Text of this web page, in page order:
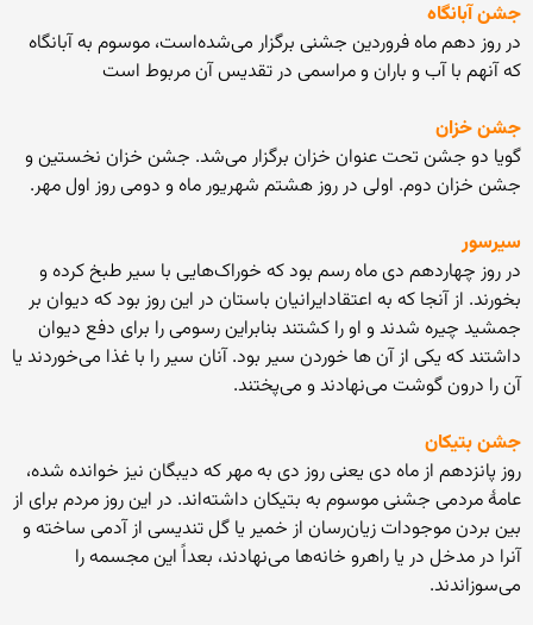
جشن آبانگاه
در روز دهم ماه فروردین جشنی برگزار می‌شده‌است، موسوم به آبانگاه
که آنهم با آب و باران و مراسمی در تقدیس آن مربوط است
جشن خزان
گویا دو جشن تحت عنوان خزان برگزار می‌شد. جشن خزان نخستین و
جشن خزان دوم. اولی در روز هشتم شهریور ماه و دومی روز اول مهر.
سیرسور
در روز چهاردهم دی ماه رسم بود که خوراک‌هایی با سیر طبخ کرده و
بخورند. از آنجا که به اعتقادایرانیان باستان در این روز بود که دیوان بر
جمشید چیره شدند و او را کشتند بنابراین رسومی را برای دفع دیوان
داشتند که یکی از آن ها خوردن سیر بود. آنان سیر را با غذا می‌خوردند یا
آن را درون گوشت می‌نهادند و می‌پختند.
جشن بتیکان
روز پانزدهم از ماه دی یعنی روز دی به مهر که دیبگان نیز خوانده شده،
عامهٔ مردمی جشنی موسوم به بتیکان داشته‌اند. در این روز مردم برای از
بین بردن موجودات زیان‌رسان از خمیر یا گل تندیسی از آدمی ساخته و
آنرا در مدخل در یا راهرو خانه‌ها می‌نهادند، بعداً این مجسمه را
می‌سوزاندند.